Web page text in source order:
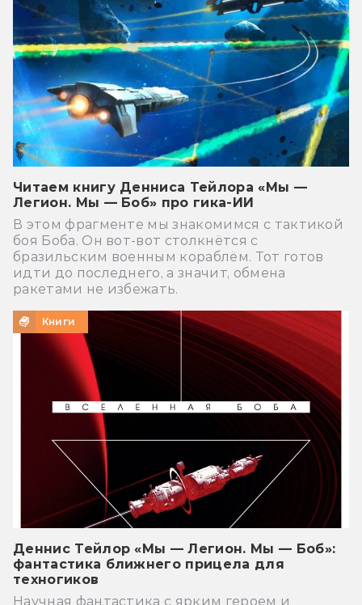
Читаем книгу Денниса Тейлора «Мы —
Легион. Мы — Боб» про гика-ИИ
В этом фрагменте мы знакомимся с тактикой
боя Боба. Он вот-вот столкнётся с
бразильским военным кораблём. Тот готов
идти до последнего, а значит, обмена
ракетами не избежать.
Книги
Деннис Тейлор «Мы — Легион. Мы — Боб»:
фантастика ближнего прицела для
техногиков
Научная фантастика с ярким героем и